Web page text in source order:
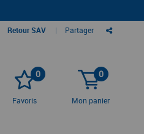
Retour SAV | Partager
0
Favoris
0
Mon panier